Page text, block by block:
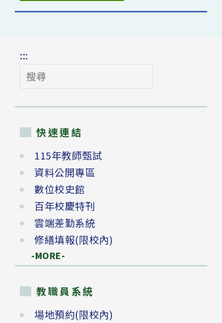
:::
搜
尋
快速連結
115年教師甄試
資料公開專區
數位校史館
百年校慶特刊
雲端差勤系統
修繕填報(限校內)
-MORE-
教職員系統
場地預約(限校內)